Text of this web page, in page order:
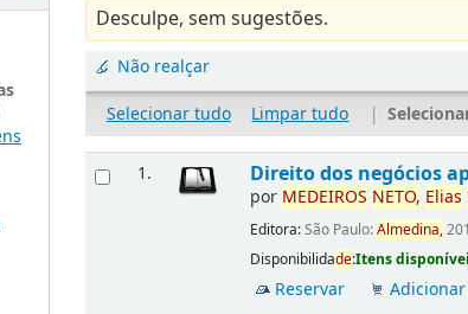
Desculpe, sem sugestões.
Não realçar
Selecionar tudo
Limpar tudo |
1. Direito dos negócios
por MEDEIROS NETO, Elias
Editora:São Paulo:Almedina,
Disponibilidade:Itens
Reservar